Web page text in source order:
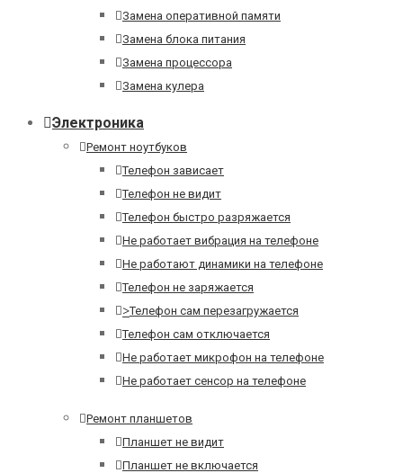
Замена оперативной памяти
Замена блока питания
Замена процессора
Замена кулера
Электроника
Ремонт ноутбуков
Телефон зависает
Телефон не видит
Телефон быстро разряжается
Не работает вибрация на телефоне
Не работают динамики на телефоне
Телефон не заряжается
>Телефон сам перезагружается
Телефон сам отключается
Не работает микрофон на телефоне
Не работает сенсор на телефоне
Ремонт планшетов
Планшет не видит
Планшет не включается